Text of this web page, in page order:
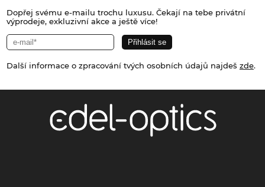
Dopřej svému e-mailu trochu luxusu. Čekají na tebe privátní
výprodeje, exkluzivní akce a ještě více!
Další informace o zpracování tvých osobních údajů najdeš zde.